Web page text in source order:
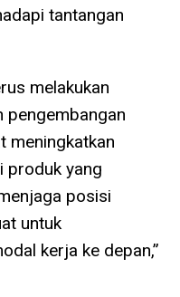
tantangan
melakukan
pengembangan
meningkatkan
produk yang
posisi
untuk
kerja ke depan,”